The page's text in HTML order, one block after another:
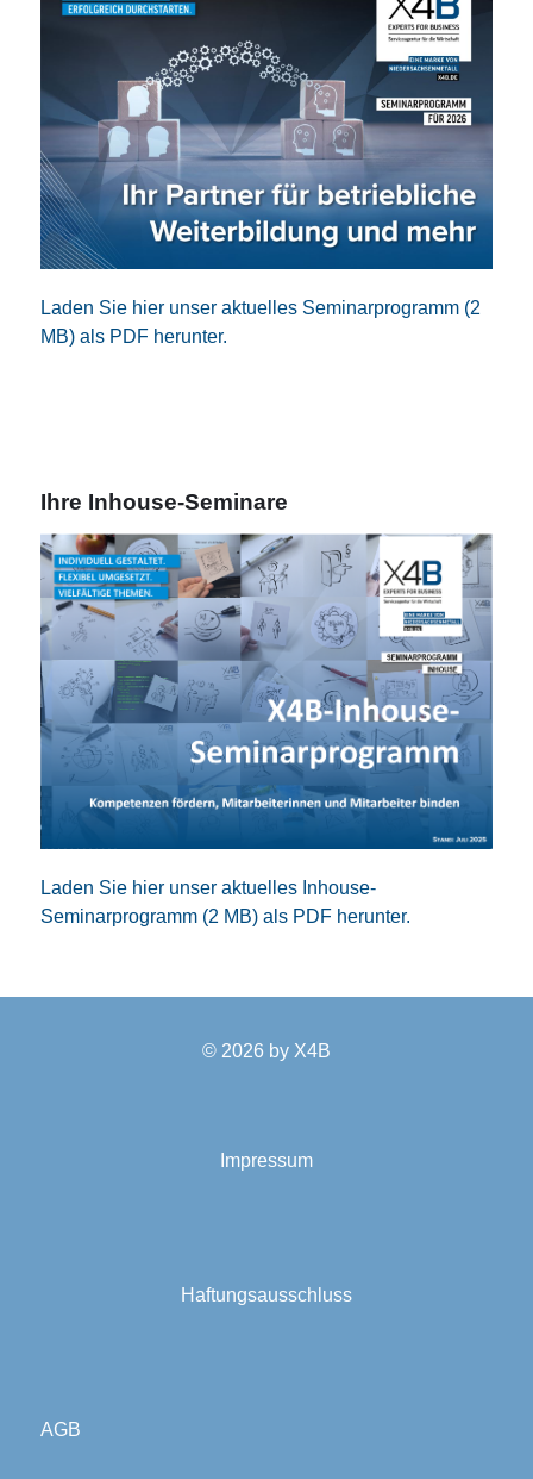
Laden Sie hier unser aktuelles Seminarprogramm (2
MB) als PDF herunter.
Ihre Inhouse-Seminare
Laden Sie hier unser aktuelles Inhouse-
Seminarprogramm (2 MB) als PDF herunter.
© 2026 by X4B
Impressum
Haftungsausschluss
AGB